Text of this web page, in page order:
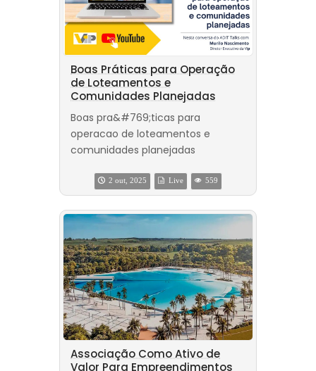
Boas Práticas para Operação
de Loteamentos e
Comunidades Planejadas
Boas pra&#769;ticas para
operacao de loteamentos e
comunidades planejadas
2 out, 2025 Live 559
Associação Como Ativo de
Valor Para Empreendimentos